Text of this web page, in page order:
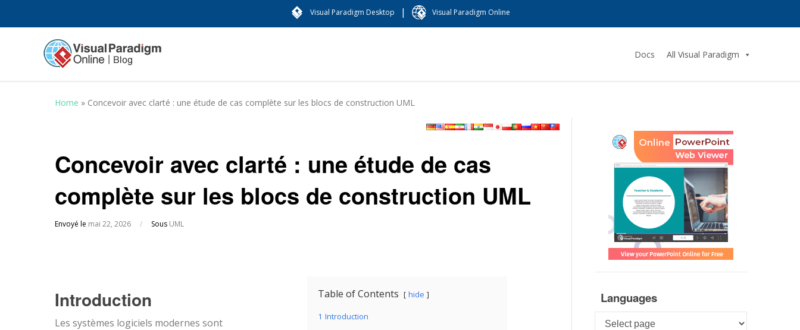
Visual Paradigm Desktop | Visual Paradigm Online
Docs All Visual Paradigm
Home » Concevoir avec clarté : une étude de cas complète sur les blocs de construction UML
Concevoir avec clarté : une étude de cas
complète sur les blocs de construction UML
Envoyé le mai 22, 2026 / Sous UML
Table of Contents hide
1 Introduction
Introduction
Les systèmes logiciels modernes sont
Languages
Languages